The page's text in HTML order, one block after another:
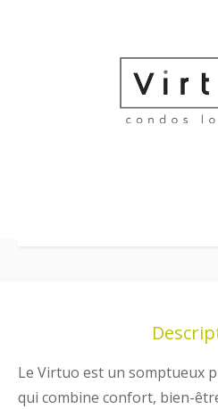
Le Virtuo est un somptueux
qui combine confort, bien-